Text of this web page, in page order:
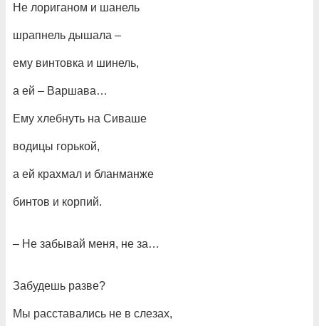
Не лориганом и шанель
шрапнель дышала –
ему винтовка и шинель,
а ей – Варшава…
Ему хлебнуть на Сиваше
водицы горькой,
а ей крахмал и бланманже
бинтов и корпий.
– Не забывай меня, не за…
Забудешь разве?
Мы расставались не в слезах,